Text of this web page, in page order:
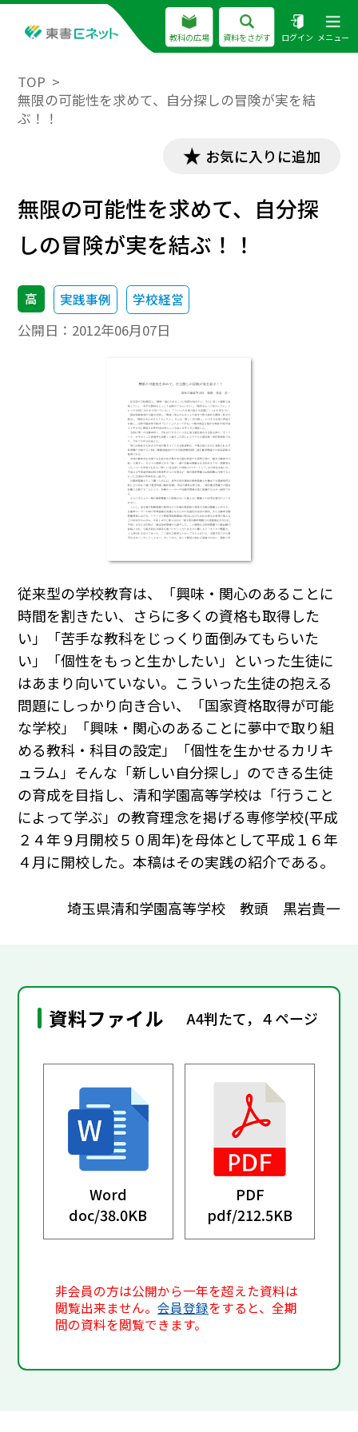
教科の広場 資料をさがす ログイン メニュー
TOP
無限の可能性を求めて、自分探しの冒険が実を結
ぶ！！
お気に入りに追加
無限の可能性を求めて、自分探
しの冒険が実を結ぶ！！
高 実践事例 学校経営
公開日： 2012年06月07日
従来型の学校教育は、「興味・関心のあることに
時間を割きたい、さらに多くの資格も取得した
い」「苦手な教科をじっくり面倒みてもらいた
い」「個性をもっと生かしたい」といった生徒に
はあまり向いていない。こういった生徒の抱える
問題にしっかり向き合い、「国家資格取得が可能
な学校」「興味・関心のあることに夢中で取り組
める教科・科目の設定」「個性を生かせるカリキ
ュラム」そんな「新しい自分探し」のできる生徒
の育成を目指し、清和学園高等学校は「行うこと
によって学ぶ」の教育理念を掲げる専修学校(平成
２４年９月開校５０周年)を母体として平成１６年
４月に開校した。本稿はその実践の紹介である。
埼玉県清和学園高等学校 教頭 黒岩貴一
資料ファイル A4判たて，４ページ
Word
doc/38.0KB
PDF
pdf/212.5KB
非会員の方は公開から一年を超えた資料は
閲覧出来ません。会員登録をすると、全期
間の資料を閲覧できます。